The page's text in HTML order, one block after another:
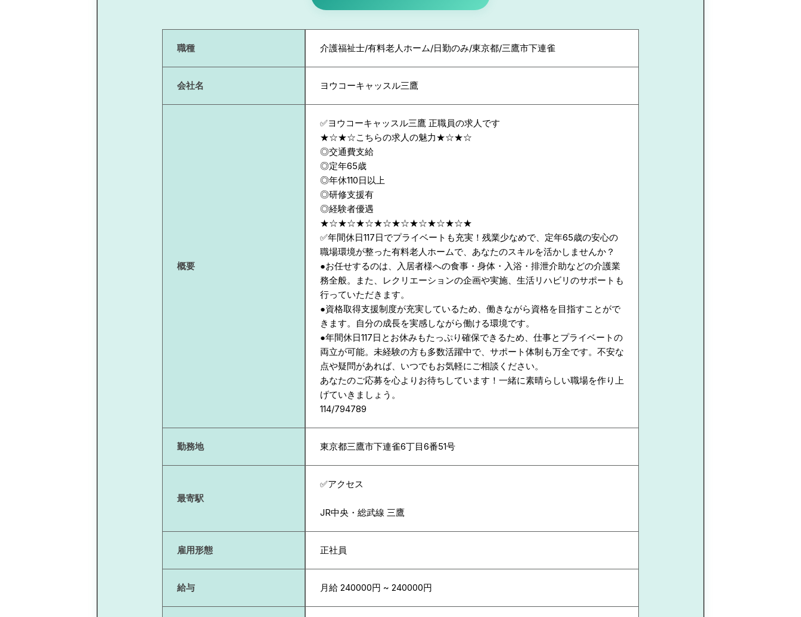
職種 介護福祉士/有料老人ホーム/日勤のみ/東京都/三鷹市下連雀
会社名 ヨウコーキャッスル三鷹
概要
✅ヨウコーキャッスル三鷹 正職員の求人です
★☆★☆こちらの求人の魅力★☆★☆
◎交通費支給
◎定年65歳
◎年休110日以上
◎研修支援有
◎経験者優遇
★☆★☆★☆★☆★☆★☆★☆★☆★
✅年間休日117日でプライベートも充実！残業少なめで、定年65歳の安心の
職場環境が整った有料老人ホームで、あなたのスキルを活かしませんか？
●お任せするのは、入居者様への食事・身体・入浴・排泄介助などの介護業
務全般。また、レクリエーションの企画や実施、生活リハビリのサポートも
行っていただきます。
●資格取得支援制度が充実しているため、働きながら資格を目指すことがで
きます。自分の成長を実感しながら働ける環境です。
●年間休日117日とお休みもたっぷり確保できるため、仕事とプライベートの
両立が可能。未経験の方も多数活躍中で、サポート体制も万全です。不安な
点や疑問があれば、いつでもお気軽にご相談ください。
あなたのご応募を心よりお待ちしています！一緒に素晴らしい職場を作り上
げていきましょう。
114/794789
勤務地 東京都三鷹市下連雀6丁目6番51号
最寄駅
✅アクセス
JR中央・総武線 三鷹
雇用形態 正社員
給与 月給 240000円 ~ 240000円